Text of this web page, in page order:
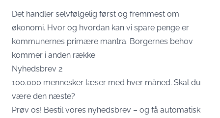
Det handler selvfølgelig først og fremmest om
økonomi. Hvor og hvordan kan vi spare penge er
kommunernes primære mantra. Borgernes behov
kommer i anden række.
Nyhedsbrev 2
100.000 mennesker læser med hver måned. Skal du
være den næste?
Prøv os! Bestil vores nyhedsbrev – og få automatisk